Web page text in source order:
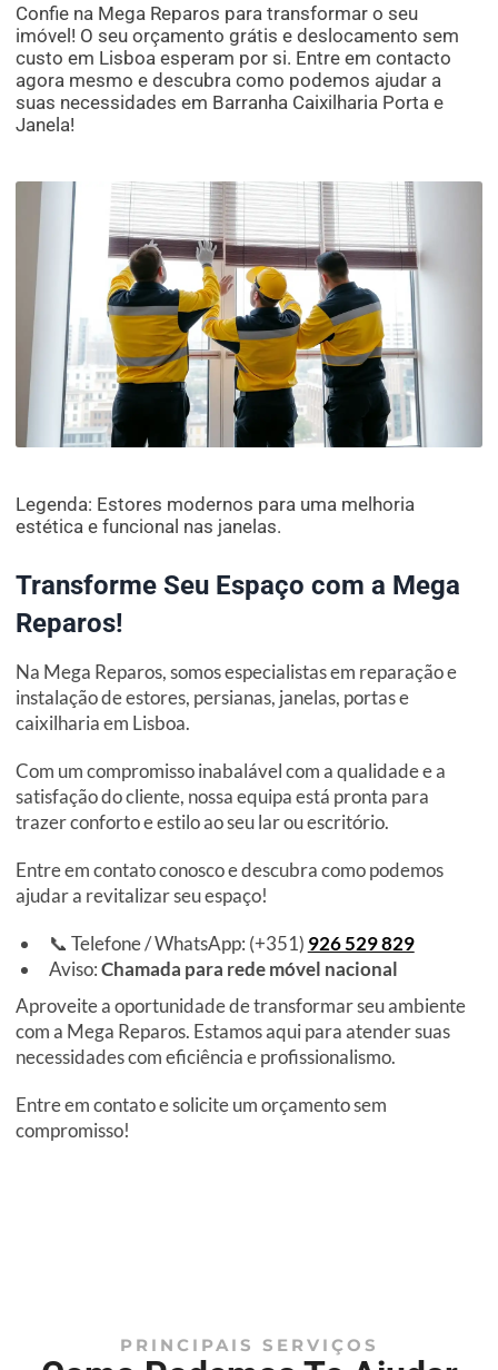
Confie na Mega Reparos para transformar o seu
imóvel! O seu orçamento grátis e deslocamento sem
custo em Lisboa esperam por si. Entre em contacto
agora mesmo e descubra como podemos ajudar a
suas necessidades em Barranha Caixilharia Porta e
Janela!
Legenda: Estores modernos para uma melhoria
estética e funcional nas janelas.
Transforme Seu Espaço com a Mega
Reparos!
Na Mega Reparos, somos especialistas em reparação e
instalação de estores, persianas, janelas, portas e
caixilharia em Lisboa.
Com um compromisso inabalável com a qualidade e a
satisfação do cliente, nossa equipa está pronta para
trazer conforto e estilo ao seu lar ou escritório.
Entre em contato conosco e descubra como podemos
ajudar a revitalizar seu espaço!
📞 Telefone / WhatsApp: (+351) 926 529 829
Aviso:Chamada para rede móvel nacional
Aproveite a oportunidade de transformar seu ambiente
com a Mega Reparos. Estamos aqui para atender suas
necessidades com eficiência e profissionalismo.
Entre em contato e solicite um orçamento sem
compromisso!
PRINCIPAIS SERVIÇOS